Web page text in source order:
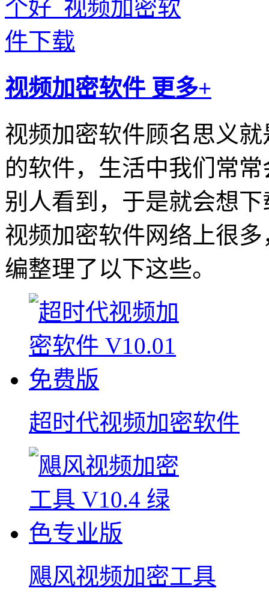
视频加密软件 更多+
视频加密软件顾名思义
的软件，生活中我们常
别人看到，于是就会想
视频加密软件网络上很
编整理了以下这些。
超时代视频加密软件
飓风视频加密工具